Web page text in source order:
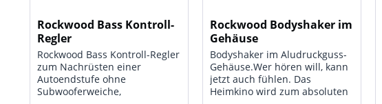
Rockwood Bass Kontroll-
Regler
Rockwood Bass Kontroll-Regler
zum Nachrüsten einer
Autoendstufe ohne
Subwooferweiche,
Rockwood Bodyshaker im
Gehäuse
Bodyshaker im Aludruckguss-
Gehäuse.Wer hören will, kann
jetzt auch fühlen. Das
Heimkino wird zum absoluten